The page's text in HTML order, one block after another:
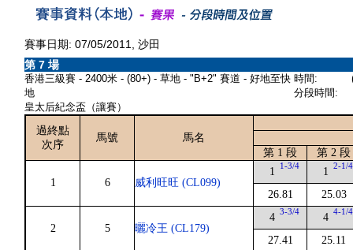
賽事日期: 07/05/2011, 沙田
第 7 場
香港三級賽 - 2400米 - (80+) - 草地 - "B+2" 賽道 - 好地至快
地
皇太后紀念盃（讓賽）
時間:
分段時間:
過終點
次序
馬號
馬名
第 1 段
第 2 段
1 6 威利旺旺 (CL099)
1 1-3/4
26.81
1 2-1/4
25.03
2 5 曬冷王 (CL179)
4 3-3/4
27.41
4 4-1/4
25.11